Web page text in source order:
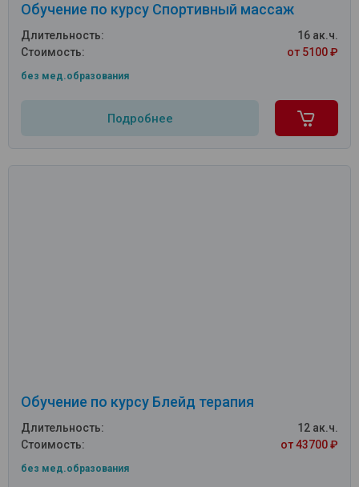
Обучение по курсу Спортивный массаж
Длительность:
16 ак.ч.
Стоимость:
от 5100 ₽
без мед.образования
Подробнее
Обучение по курсу Блейд терапия
Длительность:
12 ак.ч.
Стоимость:
от 43700 ₽
без мед.образования